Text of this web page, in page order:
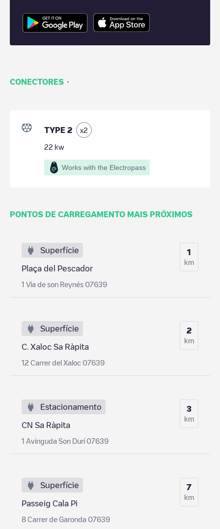
CONECTORES ·
TYPE 2 x2
22 kw
Works with the Electropass
PONTOS DE CARREGAMENTO MAIS PRÓXIMOS
Superfície
Plaça del Pescador
1 Via de son Reynés 07639
1
km
Superfície
C. Xaloc Sa Ràpita
12 Carrer del Xaloc 07639
2
km
Estacionamento
CN Sa Ràpita
1 Avinguda Son Durí 07639
3
km
Superfície
Passeig Cala Pi
8 Carrer de Garonda 07639
7
km